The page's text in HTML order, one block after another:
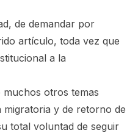
de demandar por
artículo, toda vez que
a la
muchos otros temas
y de retorno de
total voluntad de seguir